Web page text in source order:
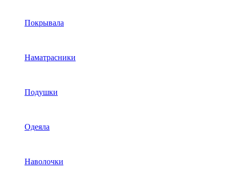
Покрывала
Наматрасники
Подушки
Одеяла
Наволочки